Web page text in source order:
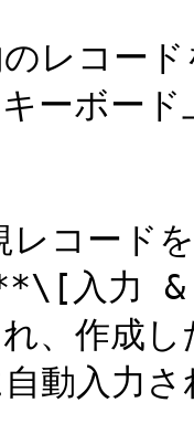
レコー
キーボー
コード
入力 &
、作成
動入力さ